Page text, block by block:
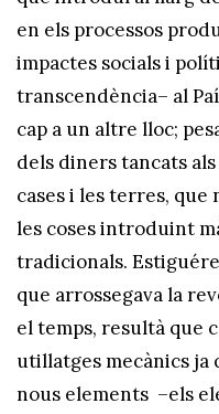
en els processos
impactes socials i
transcendència– al
cap a un altre lloc;
dels diners tancats
cases i les terres,
les coses introduint
tradicionals.
que arrossegava la
el temps, resultà que
utillatges mecànics
nous elements –els